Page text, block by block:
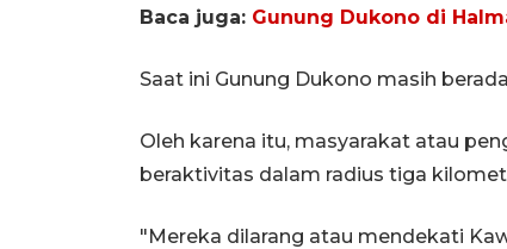
Baca juga: Gunung Dukono di
Saat ini Gunung Dukono masih
Oleh karena itu, masyarakat atau
beraktivitas dalam radius tiga
"Mereka dilarang atau mendekati